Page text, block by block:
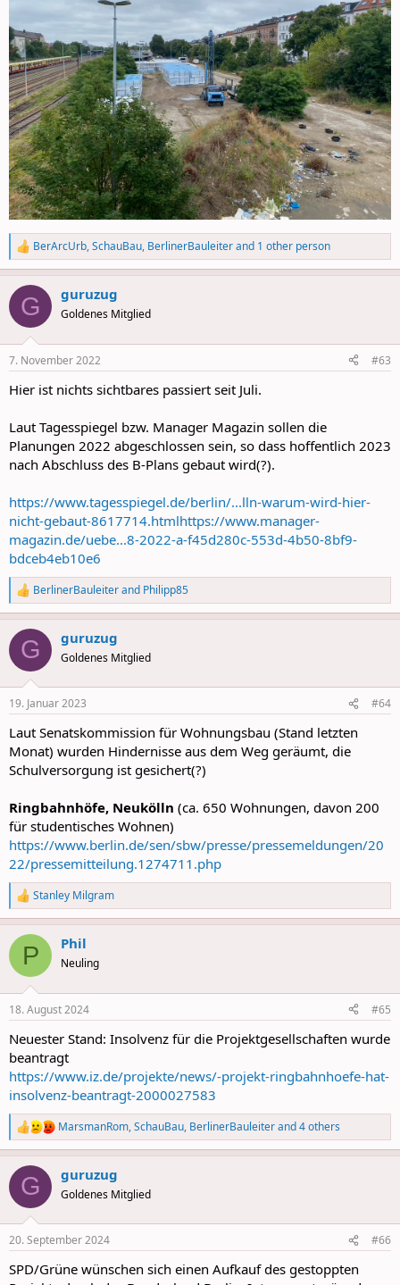
R
e
a
c
i
s
BerArcUrb,SchauBau, BerlinerBauleiterand 1 other person
G guruzug
Goldenes Mitglied
7. November 2022 #63
Hier ist nichts sichtbares passiert seit Juli.
Laut Tagesspiegel bzw. Manager Magazin sollen die
Planungen 2022 abgeschlossen sein, so dass hoffentlich 2023
nach Abschluss des B-Plans gebaut wird(?).
https://www.tagesspiegel.de/berlin/...lln-warum-wird-hier-
nicht-gebaut-8617714.htmlhttps://www.manager-
magazin.de/uebe...8-2022-a-f45d280c-553d-4b50-8bf9-
bdceb4eb10e6
R
e
a
c
i
s
BerlinerBauleiterand Philipp85
G guruzug
Goldenes Mitglied
19. Januar 2023 #64
Laut Senatskommission für Wohnungsbau (Stand letzten
Monat) wurden Hindernisse aus dem Weg geräumt, die
Schulversorgung ist gesichert(?)
Ringbahnhöfe, Neukölln (ca. 650 Wohnungen, davon 200
für studentisches Wohnen)
https://www.berlin.de/sen/sbw/presse/pressemeldungen/20
22/pressemitteilung.1274711.php
R
e
a
c
i
s
Stanley Milgram
P Phil
Neuling
18. August 2024 #65
Neuester Stand: Insolvenz für die Projektgesellschaften wurde
beantragt
https://www.iz.de/projekte/news/-projekt-ringbahnhoefe-hat-
insolvenz-beantragt-2000027583
R
e
a
c
i
s
MarsmanRom,SchauBau, BerlinerBauleiterand 4 others
G guruzug
Goldenes Mitglied
20. September 2024 #66
SPD/Grüne wünschen sich einen Aufkauf des gestoppten